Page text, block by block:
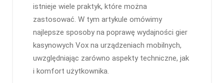
istnieje wiele praktyk, które można
zastosować. W tym artykule omówimy
najlepsze sposoby na poprawę wydajności gier
kasynowych Vox na urządzeniach mobilnych,
uwzględniając zarówno aspekty techniczne, jak
i komfort użytkownika.